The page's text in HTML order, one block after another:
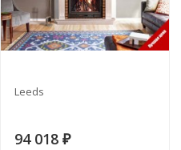
Leeds
94 018 ₽